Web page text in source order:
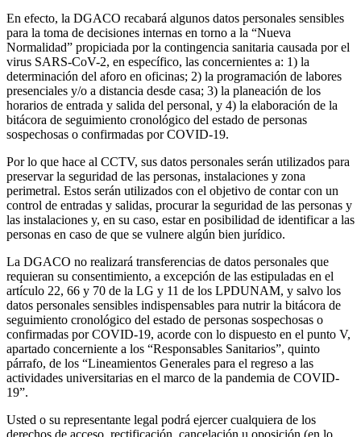
En efecto, la DGACO recabará algunos datos personales sensibles
para la toma de decisiones internas en torno a la “Nueva
Normalidad” propiciada por la contingencia sanitaria causada por el
virus SARS-CoV-2, en específico, las concernientes a: 1) la
determinación del aforo en oficinas; 2) la programación de labores
presenciales y/o a distancia desde casa; 3) la planeación de los
horarios de entrada y salida del personal, y 4) la elaboración de la
bitácora de seguimiento cronológico del estado de personas
sospechosas o confirmadas por COVID-19.
Por lo que hace al CCTV, sus datos personales serán utilizados para
preservar la seguridad de las personas, instalaciones y zona
perimetral. Estos serán utilizados con el objetivo de contar con un
control de entradas y salidas, procurar la seguridad de las personas y
las instalaciones y, en su caso, estar en posibilidad de identificar a las
personas en caso de que se vulnere algún bien jurídico.
La DGACO no realizará transferencias de datos personales que
requieran su consentimiento, a excepción de las estipuladas en el
artículo 22, 66 y 70 de la LG y 11 de los LPDUNAM, y salvo los
datos personales sensibles indispensables para nutrir la bitácora de
seguimiento cronológico del estado de personas sospechosas o
confirmadas por COVID-19, acorde con lo dispuesto en el punto V,
apartado concerniente a los “Responsables Sanitarios”, quinto
párrafo, de los “Lineamientos Generales para el regreso a las
actividades universitarias en el marco de la pandemia de COVID-
19”.
Usted o su representante legal podrá ejercer cualquiera de los